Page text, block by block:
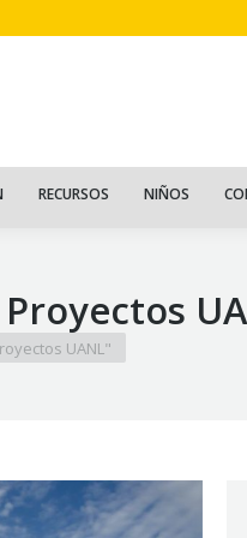
RECURSOS NIÑOS
Proyectos
UANL"
PROGRAMAS DIFUSIÓN